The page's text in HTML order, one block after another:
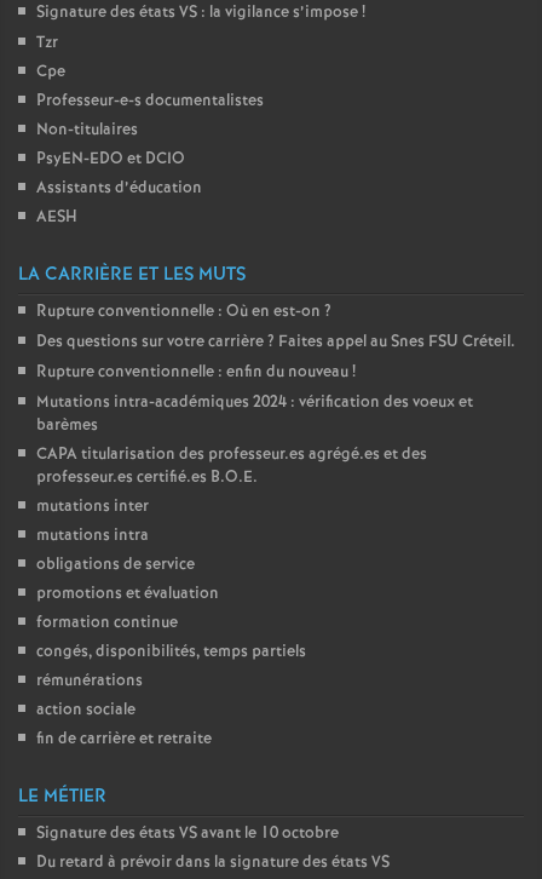
o
u
r
Signature des états VS : la vigilance s’impose!
Tzr
Cpe
Professeur-e-s documentalistes
Non-titulaires
PsyEN-EDO et DCIO
Assistants d’éducation
AESH
LA CARRIÈRE ET LES MUTS
Rupture conventionnelle : Où en est-on ?
Des questions sur votre carrière? Faites appel au Snes FSU Créteil.
Rupture conventionnelle : enfin du nouveau!
Mutations intra-académiques 2024 : vérification des voeux et
barèmes
CAPAtitularisation des professeur.es agrégé.es et des
professeur.es certifié.es B.O.E.
mutations inter
mutations intra
obligations de service
promotions et évaluation
formation continue
congés, disponibilités, temps partiels
rémunérations
action sociale
fin de carrière et retraite
LE MÉTIER
Signature des états VSavant le 10 octobre
Du retard à prévoir dans la signature des états VS